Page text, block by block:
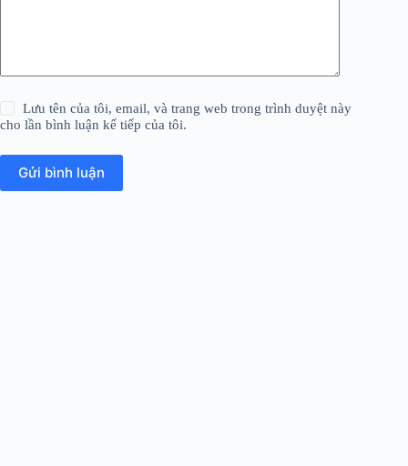
Lưu tên của tôi, email, và trang web trong trình duyệt này
cho lần bình luận kế tiếp của tôi.
Gửi bình luận